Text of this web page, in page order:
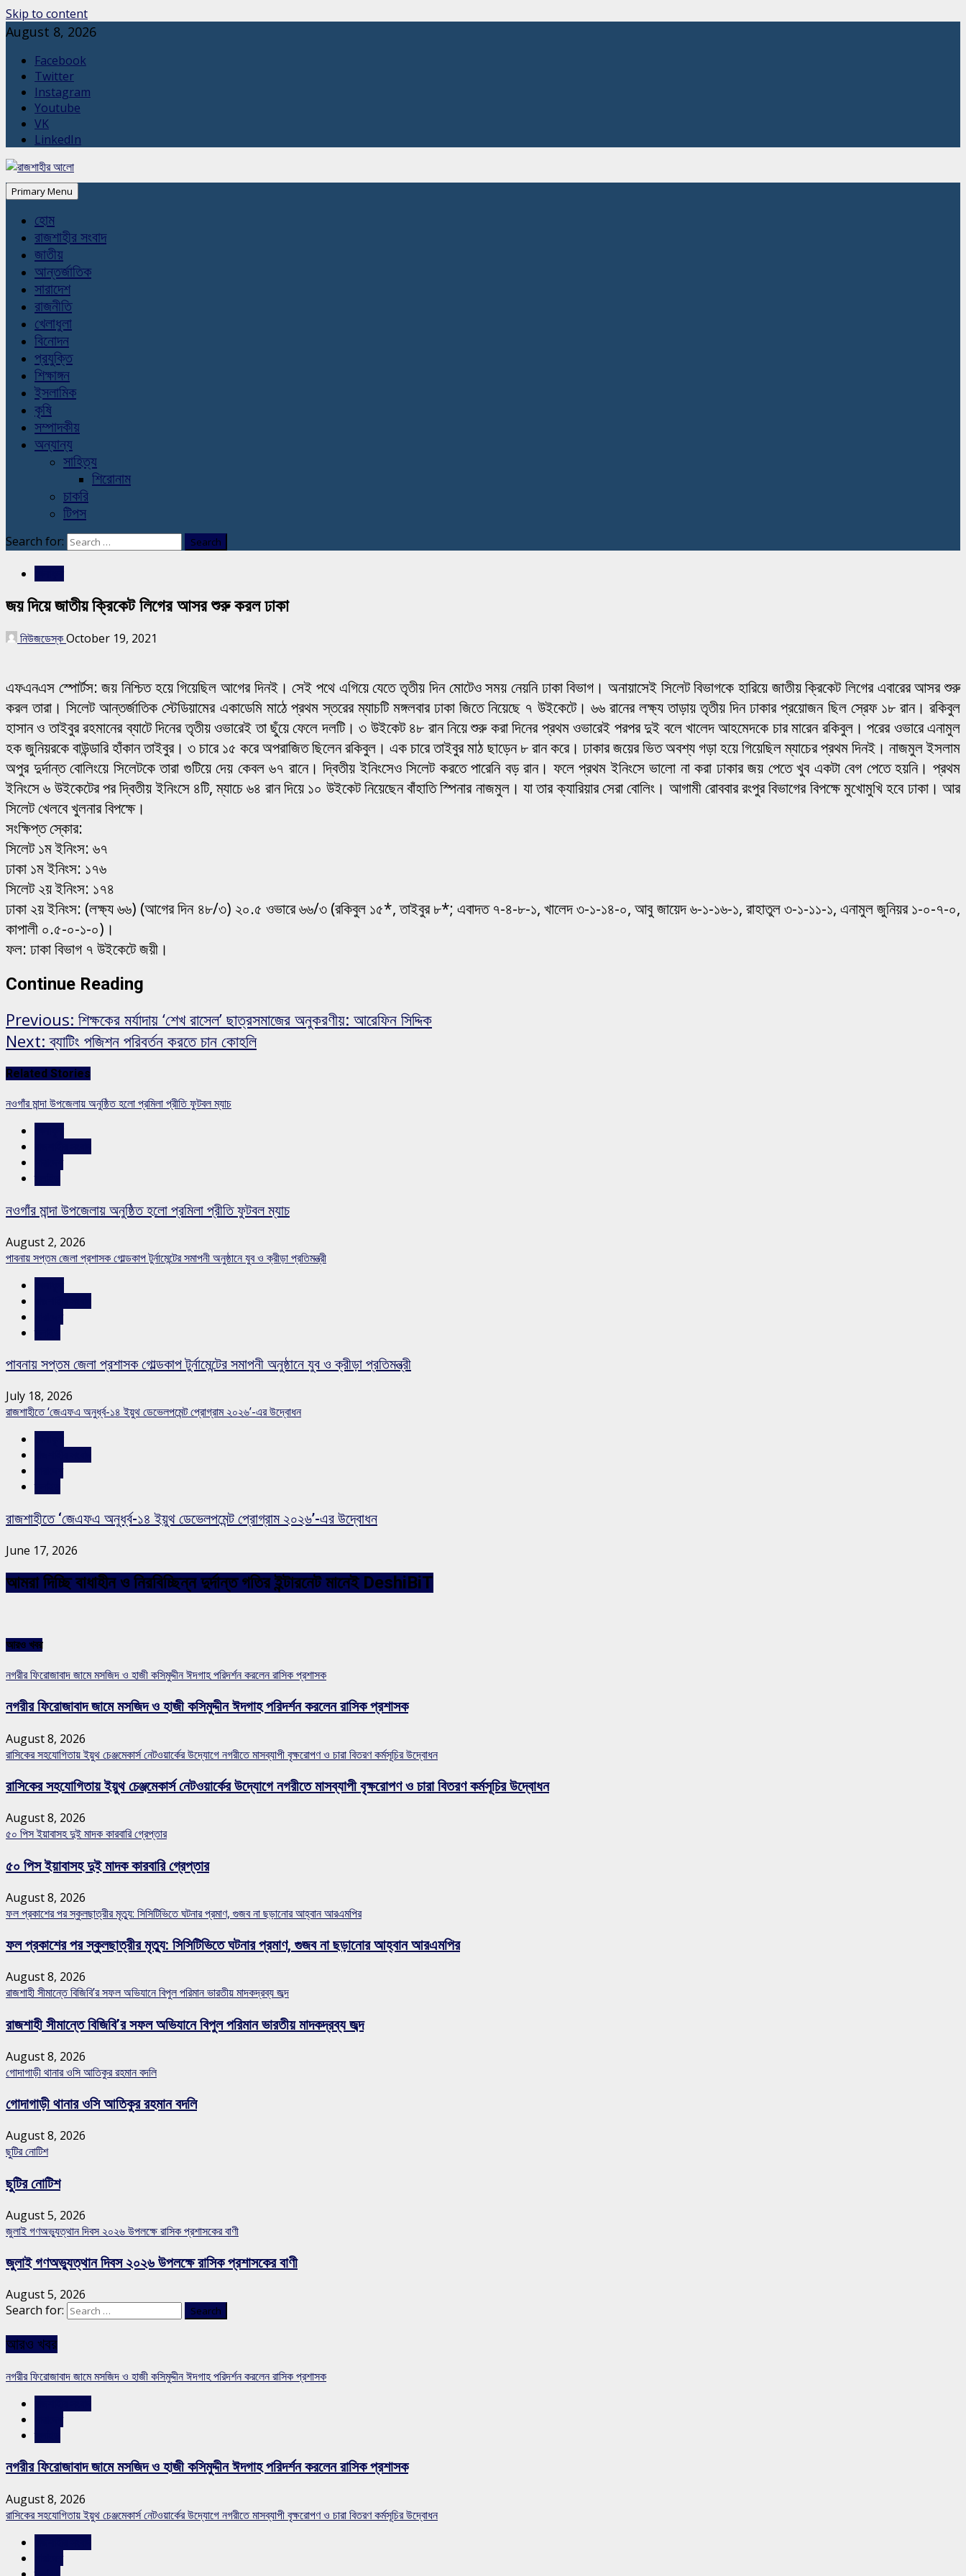
Skip to content
August 8, 2026
Facebook
Twitter
Instagram
Youtube
VK
LinkedIn
Primary Menu
হোম
রাজশাহীর সংবাদ
জাতীয়
আন্তর্জাতিক
সারাদেশ
রাজনীতি
খেলাধুলা
বিনোদন
প্রযুক্তি
শিক্ষাঙ্গন
ইসলামিক
কৃষি
সম্পাদকীয়
অন্যান্য
সাহিত্য
শিরোনাম
চাকরি
টিপস
Search for:
জয় দিয়ে জাতীয় ক্রিকেট লিগের আসর শুরু করল ঢাকা
নিউজডেস্কOctober 19, 2021
এফএনএস স্পোর্টস: জয় নিশ্চিত হয়ে গিয়েছিল আগের দিনই। সেই পথে এগিয়ে যেতে তৃতীয় দিন মোটেও সময় নেয়নি ঢাকা বিভাগ। অনায়াসেই সিলেট বিভাগকে হারিয়ে জাতীয় ক্রিকেট লিগের এবারের আসর শুরু
করল তারা। সিলেট আন্তর্জাতিক স্টেডিয়ামের একাডেমি মাঠে প্রথম স্তরের ম্যাচটি মঙ্গলবার ঢাকা জিতে নিয়েছে ৭ উইকেটে। ৬৬ রানের লক্ষ্য তাড়ায় তৃতীয় দিন ঢাকার প্রয়োজন ছিল স্রেফ ১৮ রান। রকিবুল
হাসান ও তাইবুর রহমানের ব্যাটে দিনের তৃতীয় ওভারেই তা ছুঁয়ে ফেলে দলটি। ৩ উইকেট ৪৮ রান নিয়ে শুরু করা দিনের প্রথম ওভারেই পরপর দুই বলে খালেদ আহমেদকে চার মারেন রকিবুল। পরের ওভারে এনামুল
হক জুনিয়রকে বাউন্ডারি হাঁকান তাইবুর। ৩ চারে ১৫ করে অপরাজিত ছিলেন রকিবুল। এক চারে তাইবুর মাঠ ছাড়েন ৮ রান করে। ঢাকার জয়ের ভিত অবশ্য গড়া হয়ে গিয়েছিল ম্যাচের প্রথম দিনই। নাজমুল ইসলাম
অপুর দুর্দান্ত বোলিংয়ে সিলেটকে তারা গুটিয়ে দেয় কেবল ৬৭ রানে। দ্বিতীয় ইনিংসেও সিলেট করতে পারেনি বড় রান। ফলে প্রথম ইনিংসে ভালো না করা ঢাকার জয় পেতে খুব একটা বেগ পেতে হয়নি। প্রথম
ইনিংসে ৬ উইকেটের পর দ্বিতীয় ইনিংসে ৪টি, ম্যাচে ৬৪ রান দিয়ে ১০ উইকেট নিয়েছেন বাঁহাতি স্পিনার নাজমুল। যা তার ক্যারিয়ার সেরা বোলিং। আগামী রোববার রংপুর বিভাগের বিপক্ষে মুখোমুখি হবে ঢাকা। আর
সিলেট খেলবে খুলনার বিপক্ষে।
সংক্ষিপ্ত স্কোর:
সিলেট ১ম ইনিংস: ৬৭
ঢাকা ১ম ইনিংস: ১৭৬
সিলেট ২য় ইনিংস: ১৭৪
ঢাকা ২য় ইনিংস: (লক্ষ্য ৬৬) (আগের দিন ৪৮/৩) ২০.৫ ওভারে ৬৬/৩ (রকিবুল ১৫*, তাইবুর ৮*; এবাদত ৭-৪-৮-১, খালেদ ৩-১-১৪-০, আবু জায়েদ ৬-১-১৬-১, রাহাতুল ৩-১-১১-১, এনামুল জুনিয়র ১-০-৭-০,
কাপালী ০.৫-০-১-০)।
ফল: ঢাকা বিভাগ ৭ উইকেটে জয়ী।
Continue Reading
Previous: শিক্ষকের মর্যাদায় ‘শেখ রাসেল’ ছাত্রসমাজের অনুকরণীয়: আরেফিন সিদ্দিক
Next: ব্যাটিং পজিশন পরিবর্তন করতে চান কোহলি
Related Stories
নওগাঁর মান্দা উপজেলায় অনুষ্ঠিত হলো প্রমিলা প্রীতি ফুটবল ম্যাচ
নওগাঁর মান্দা উপজেলায় অনুষ্ঠিত হলো প্রমিলা প্রীতি ফুটবল ম্যাচ
August 2, 2026
পাবনায় সপ্তম জেলা প্রশাসক গোল্ডকাপ টুর্নামেন্টের সমাপনী অনুষ্ঠানে যুব ও ক্রীড়া প্রতিমন্ত্রী
পাবনায় সপ্তম জেলা প্রশাসক গোল্ডকাপ টুর্নামেন্টের সমাপনী অনুষ্ঠানে যুব ও ক্রীড়া প্রতিমন্ত্রী
July 18, 2026
রাজশাহীতে ‘জেএফএ অনুর্ধ্ব-১৪ ইয়ুথ ডেভেলপমেন্ট প্রোগ্রাম ২০২৬’-এর উদ্বোধন
রাজশাহীতে ‘জেএফএ অনুর্ধ্ব-১৪ ইয়ুথ ডেভেলপমেন্ট প্রোগ্রাম ২০২৬’-এর উদ্বোধন
June 17, 2026
আমরা দিচ্ছি বাধাহীন ও নিরবিচ্ছিন্ন দুর্দান্ত গতির ইন্টারনেট মানেই DeshiBiT
আরও খবর
নগরীর ফিরোজাবাদ জামে মসজিদ ও হাজী কসিমুদ্দীন ঈদগাহ পরিদর্শন করলেন রাসিক প্রশাসক
নগরীর ফিরোজাবাদ জামে মসজিদ ও হাজী কসিমুদ্দীন ঈদগাহ পরিদর্শন করলেন রাসিক প্রশাসক
August 8, 2026
রাসিকের সহযোগিতায় ইয়ুথ চেঞ্জমেকার্স নেটওয়ার্কের উদ্যোগে নগরীতে মাসব্যাপী বৃক্ষরোপণ ও চারা বিতরণ কর্মসূচির উদ্বোধন
রাসিকের সহযোগিতায় ইয়ুথ চেঞ্জমেকার্স নেটওয়ার্কের উদ্যোগে নগরীতে মাসব্যাপী বৃক্ষরোপণ ও চারা বিতরণ কর্মসূচির উদ্বোধন
August 8, 2026
৫০ পিস ইয়াবাসহ দুই মাদক কারবারি গ্রেপ্তার
৫০ পিস ইয়াবাসহ দুই মাদক কারবারি গ্রেপ্তার
August 8, 2026
ফল প্রকাশের পর স্কুলছাত্রীর মৃত্যু: সিসিটিভিতে ঘটনার প্রমাণ, গুজব না ছড়ানোর আহ্বান আরএমপির
ফল প্রকাশের পর স্কুলছাত্রীর মৃত্যু: সিসিটিভিতে ঘটনার প্রমাণ, গুজব না ছড়ানোর আহ্বান আরএমপির
August 8, 2026
রাজশাহী সীমান্তে বিজিবি’র সফল অভিযানে বিপুল পরিমান ভারতীয় মাদকদ্রব্য জব্দ
রাজশাহী সীমান্তে বিজিবি’র সফল অভিযানে বিপুল পরিমান ভারতীয় মাদকদ্রব্য জব্দ
August 8, 2026
গোদাগাড়ী থানার ওসি আতিকুর রহমান বদলি
গোদাগাড়ী থানার ওসি আতিকুর রহমান বদলি
August 8, 2026
ছুটির নোটিশ
ছুটির নোটিশ
August 5, 2026
জুলাই গণঅভ্যুত্থান দিবস ২০২৬ উপলক্ষে রাসিক প্রশাসকের বাণী
জুলাই গণঅভ্যুত্থান দিবস ২০২৬ উপলক্ষে রাসিক প্রশাসকের বাণী
August 5, 2026
Search for:
আরও খবর
নগরীর ফিরোজাবাদ জামে মসজিদ ও হাজী কসিমুদ্দীন ঈদগাহ পরিদর্শন করলেন রাসিক প্রশাসক
নগরীর ফিরোজাবাদ জামে মসজিদ ও হাজী কসিমুদ্দীন ঈদগাহ পরিদর্শন করলেন রাসিক প্রশাসক
August 8, 2026
রাসিকের সহযোগিতায় ইয়ুথ চেঞ্জমেকার্স নেটওয়ার্কের উদ্যোগে নগরীতে মাসব্যাপী বৃক্ষরোপণ ও চারা বিতরণ কর্মসূচির উদ্বোধন